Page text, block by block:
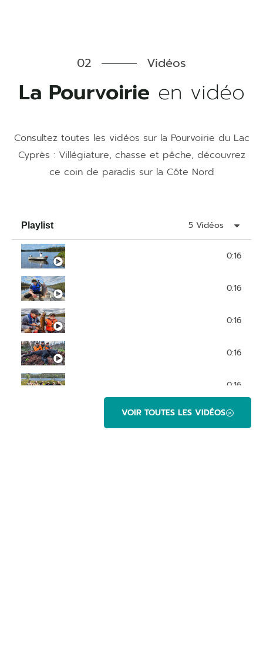
02 Vidéos
La Pourvoirie en vidéo
Consultez toutes les vidéos sur la Pourvoirie du Lac
Cyprès : Villégiature, chasse et pêche, découvrez
ce coin de paradis sur la Côte Nord
Playlist 5 Vidéos
0:16
Pêche truite moucheté en Côte-Nord,0:16
0:16
0:16
Chasse Orignal, émission «Le Camp 2013»
0:16
VOIR TOUTES LES VIDÉOS